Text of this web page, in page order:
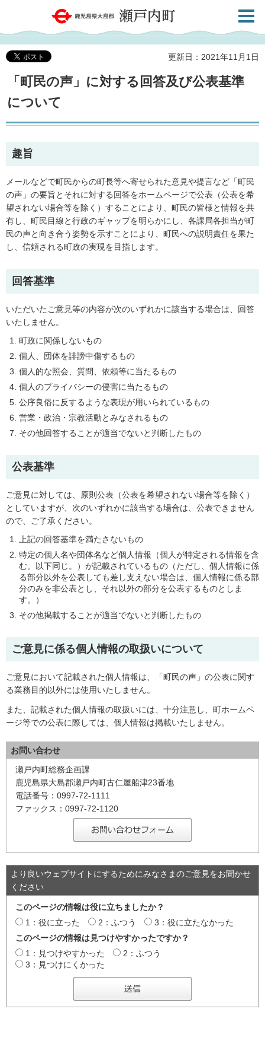
鹿児島県大島郡 瀬戸内町
共通メ
更新日：2021年11月1日
「町民の声」に対する回答及び公表基準
について
趣旨
メールなどで町民からの町長等へ寄せられた意見や提言など「町民
の声」の要旨とそれに対する回答をホームページで公表（公表を希
望されない場合等を除く）することにより、町民の皆様と情報を共
有し、町民目線と行政のギャップを明らかにし、各課局各担当が町
民の声と向き合う姿勢を示すことにより、町民への説明責任を果た
し、信頼される町政の実現を目指します。
回答基準
いただいたご意見等の内容が次のいずれかに該当する場合は、回答
いたしません。
町政に関係しないもの
個人、団体を誹謗中傷するもの
個人的な照会、質問、依頼等に当たるもの
個人のプライバシーの侵害に当たるもの
公序良俗に反するような表現が用いられているもの
営業・政治・宗教活動とみなされるもの
その他回答することが適当でないと判断したもの
公表基準
ご意見に対しては、原則公表（公表を希望されない場合等を除く）
としていますが、次のいずれかに該当する場合は、公表できません
ので、ご了承ください。
上記の回答基準を満たさないもの
特定の個人名や団体名など個人情報（個人が特定される情報を含
む。以下同じ。）が記載されているもの（ただし、個人情報に係
る部分以外を公表しても差し支えない場合は、個人情報に係る部
分のみを非公表とし、それ以外の部分を公表するものとしま
す。）
その他掲載することが適当でないと判断したもの
ご意見に係る個人情報の取扱いについて
ご意見において記載された個人情報は、「町民の声」の公表に関す
る業務目的以外には使用いたしません。
また、記載された個人情報の取扱いには、十分注意し、町ホームペ
ージ等での公表に際しては、個人情報は掲載いたしません。
お問い合わせ
瀬戸内町総務企画課
鹿児島県大島郡瀬戸内町古仁屋船津23番地
電話番号：0997-72-1111
ファックス：0997-72-1120
より良いウェブサイトにするためにみなさまのご意見をお聞かせ
ください
このページの情報は役に立ちましたか？
1：役に立った
2：ふつう
3：役に立たなかった
このページの情報は見つけやすかったですか？
1：見つけやすかった
2：ふつう
3：見つけにくかった